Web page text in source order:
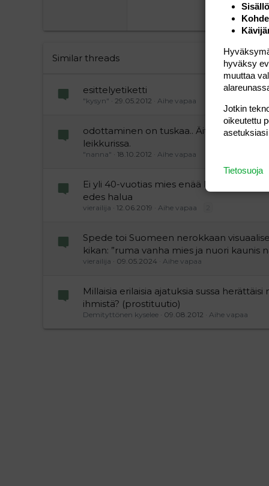
26
Times New Roman
Trebuchet MS
Similar threads
esittelyetiketti
"kysyn" 29.05.2012 Aihe vapaa
odottaminen on tuskaa.. Äitini on tällä
leikkurissa.
"nanna" 18.10.2012 Aihe vapaa
Ei yli 40-vuotias mies enää kykene seksiin
edes halua
vierailija 12.06.2019 Aihe vapaa
Spede toi Suomeen nerokkaan
kikan: ”ruma vanha mies ja nuori kaunis
vierailija 09.05.2024 Aihe vapaa
Millaisia erilaisia ajatuksia sussa herättäisi
ihmistä? (prostituutio)
Demityttönen kyselee 09.08.2012 Aihe vapaa
hyväksy
muuttaa
Jotkin
oikeutettu
Tietosuoja